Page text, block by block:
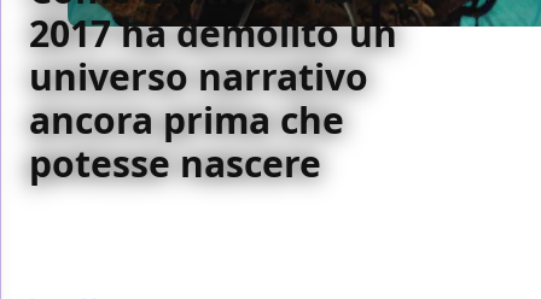
2017 ha demolito un
universo narrativo
ancora prima che
potesse nascere